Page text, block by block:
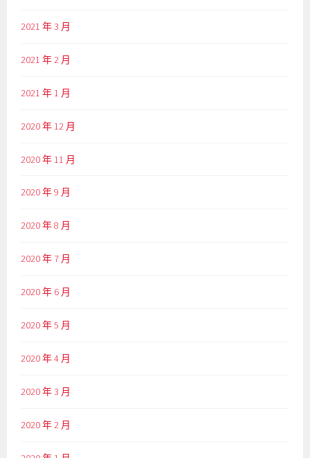
2021 年 3 月
2021 年 2 月
2021 年 1 月
2020 年 12 月
2020 年 11 月
2020 年 9 月
2020 年 8 月
2020 年 7 月
2020 年 6 月
2020 年 5 月
2020 年 4 月
2020 年 3 月
2020 年 2 月